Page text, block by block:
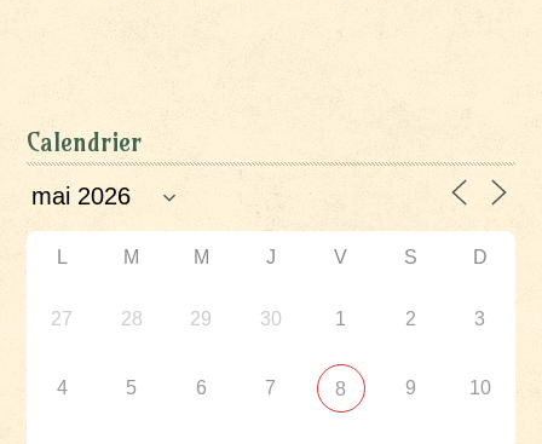
Calendrier
L M M J V S D
27 28 29 30 1 2 3
4 5 6 7 8 9 10